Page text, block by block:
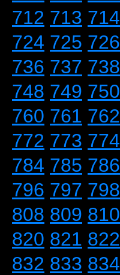
712 713 714
724 725 726
736 737 738
748 749 750
760 761 762
772 773 774
784 785 786
796 797 798
808 809 810
820 821 822
832 833 834